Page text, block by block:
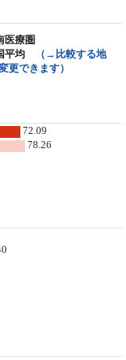
医療圏
平均
（→比較する地
更できます）
72.09
78.26